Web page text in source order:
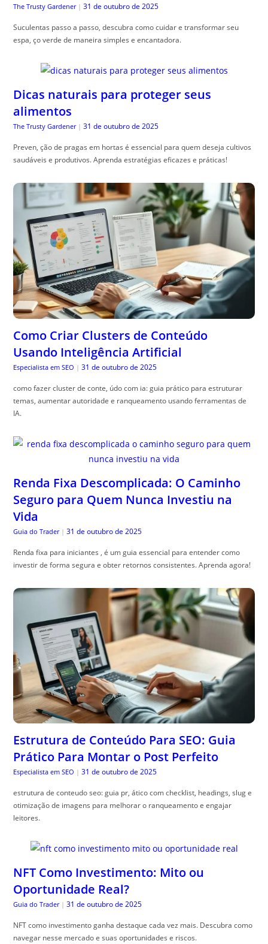
The Trusty Gardener | 31 de outubro de 2025
Suculentas passo a passo, descubra como cuidar e transformar seu
espa, ço verde de maneira simples e encantadora.
Dicas naturais para proteger seus
alimentos
The Trusty Gardener | 31 de outubro de 2025
Preven, ção de pragas em hortas é essencial para quem deseja cultivos
saudáveis e produtivos. Aprenda estratégias eficazes e práticas!
Como Criar Clusters de Conteúdo
Usando Inteligência Artificial
Especialista em SEO | 31 de outubro de 2025
como fazer cluster de conte, údo com ia: guia prático para estruturar
temas, aumentar autoridade e ranqueamento usando ferramentas de
IA.
Renda Fixa Descomplicada: O Caminho
Seguro para Quem Nunca Investiu na
Vida
Guia do Trader | 31 de outubro de 2025
Renda fixa para iniciantes , é um guia essencial para entender como
investir de forma segura e obter retornos consistentes. Aprenda agora!
Estrutura de Conteúdo Para SEO: Guia
Prático Para Montar o Post Perfeito
Especialista em SEO | 31 de outubro de 2025
estrutura de conteudo seo: guia pr, ático com checklist, headings, slug e
otimização de imagens para melhorar o ranqueamento e engajar
leitores.
NFT Como Investimento: Mito ou
Oportunidade Real?
Guia do Trader | 31 de outubro de 2025
NFT como investimento ganha destaque cada vez mais. Descubra como
navegar nesse mercado e suas oportunidades e riscos.